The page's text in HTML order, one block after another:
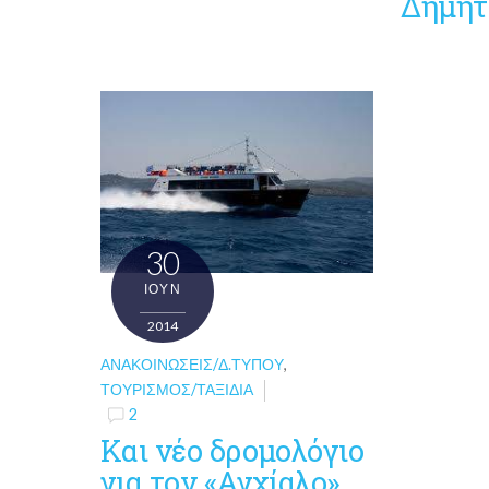
30
ΙΟΎΝ
2014
ΑΝΑΚΟΙΝΏΣΕΙΣ/Δ.ΤΎΠΟΥ,
ΤΟΥΡΙΣΜΌΣ/ΤΑΞΊΔΙΑ
2
Και νέο δρομολόγιο
για τον «Αγχίαλο»